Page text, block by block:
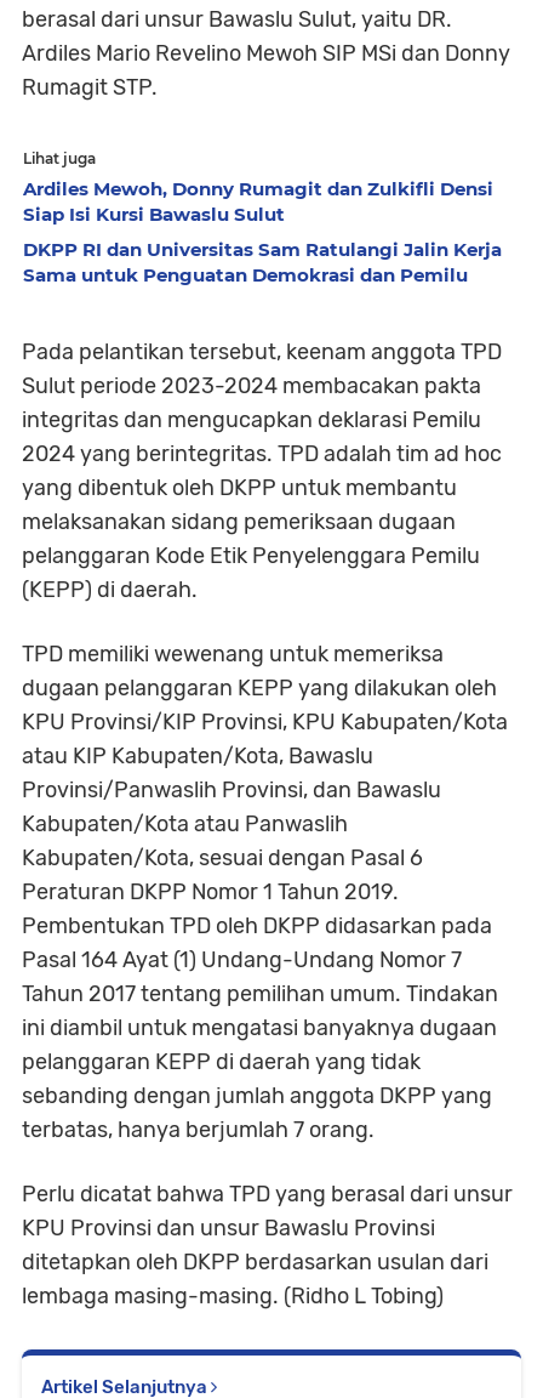
berasal dari unsur Bawaslu Sulut, yaitu DR.
Ardiles Mario Revelino Mewoh SIP MSi dan Donny
Rumagit STP.
Lihat juga
Ardiles Mewoh, Donny Rumagit dan Zulkifli Densi
Siap Isi Kursi Bawaslu Sulut
DKPP RI dan Universitas Sam Ratulangi Jalin Kerja
Sama untuk Penguatan Demokrasi dan Pemilu
Pada pelantikan tersebut, keenam anggota TPD
Sulut periode 2023-2024 membacakan pakta
integritas dan mengucapkan deklarasi Pemilu
2024 yang berintegritas. TPD adalah tim ad hoc
yang dibentuk oleh DKPP untuk membantu
melaksanakan sidang pemeriksaan dugaan
pelanggaran Kode Etik Penyelenggara Pemilu
(KEPP) di daerah.
TPD memiliki wewenang untuk memeriksa
dugaan pelanggaran KEPP yang dilakukan oleh
KPU Provinsi/KIP Provinsi, KPU Kabupaten/Kota
atau KIP Kabupaten/Kota, Bawaslu
Provinsi/Panwaslih Provinsi, dan Bawaslu
Kabupaten/Kota atau Panwaslih
Kabupaten/Kota, sesuai dengan Pasal 6
Peraturan DKPP Nomor 1 Tahun 2019.
Pembentukan TPD oleh DKPP didasarkan pada
Pasal 164 Ayat (1) Undang-Undang Nomor 7
Tahun 2017 tentang pemilihan umum. Tindakan
ini diambil untuk mengatasi banyaknya dugaan
pelanggaran KEPP di daerah yang tidak
sebanding dengan jumlah anggota DKPP yang
terbatas, hanya berjumlah 7 orang.
Perlu dicatat bahwa TPD yang berasal dari unsur
KPU Provinsi dan unsur Bawaslu Provinsi
ditetapkan oleh DKPP berdasarkan usulan dari
lembaga masing-masing. (Ridho L Tobing)
Artikel Selanjutnya